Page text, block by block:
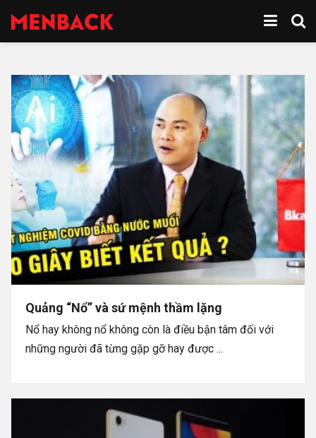
Quảng “Nổ” và sứ mệnh thầm lặng
Nổ hay không nổ không còn là điều bận tâm đối với
những người đã từng gặp gỡ hay được ...